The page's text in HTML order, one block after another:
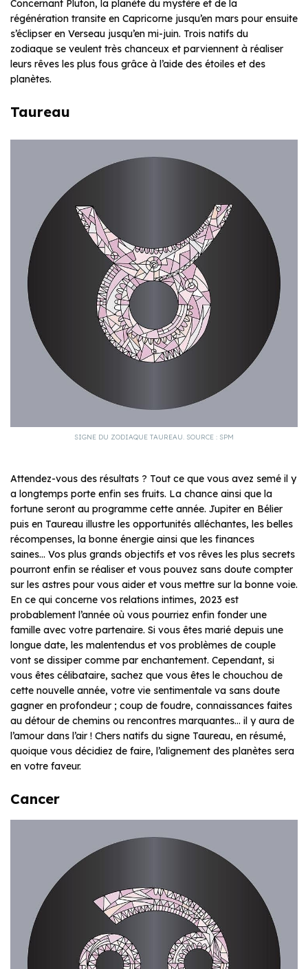
Concernant Pluton, la planète du mystère et de la
régénération transite en Capricorne jusqu’en mars pour ensuite
s’éclipser en Verseau jusqu’en mi-juin. Trois natifs du
zodiaque se veulent très chanceux et parviennent à réaliser
leurs rêves les plus fous grâce à l’aide des étoiles et des
planètes.
Taureau
SIGNE DU ZODIAQUE TAUREAU. SOURCE : SPM
Attendez-vous des résultats ? Tout ce que vous avez semé il y
a longtemps porte enfin ses fruits. La chance ainsi que la
fortune seront au programme cette année. Jupiter en Bélier
puis en Taureau illustre les opportunités alléchantes, les belles
récompenses, la bonne énergie ainsi que les finances
saines… Vos plus grands objectifs et vos rêves les plus secrets
pourront enfin se réaliser et vous pouvez sans doute compter
sur les astres pour vous aider et vous mettre sur la bonne voie.
En ce qui concerne vos relations intimes, 2023 est
probablement l’année où vous pourriez enfin fonder une
famille avec votre partenaire. Si vous êtes marié depuis une
longue date, les malentendus et vos problèmes de couple
vont se dissiper comme par enchantement. Cependant, si
vous êtes célibataire, sachez que vous êtes le chouchou de
cette nouvelle année, votre vie sentimentale va sans doute
gagner en profondeur ; coup de foudre, connaissances faites
au détour de chemins ou rencontres marquantes… il y aura de
l’amour dans l’air ! Chers natifs du signe Taureau, en résumé,
quoique vous décidiez de faire, l’alignement des planètes sera
en votre faveur.
Cancer